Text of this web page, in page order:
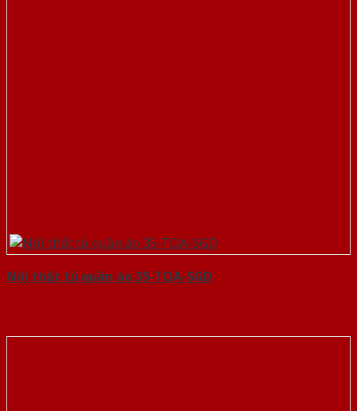
Nội thất tủ quần áo 35-TQA-SGD